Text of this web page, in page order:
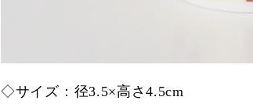
◇サイズ：径3.5×高さ4.5cm